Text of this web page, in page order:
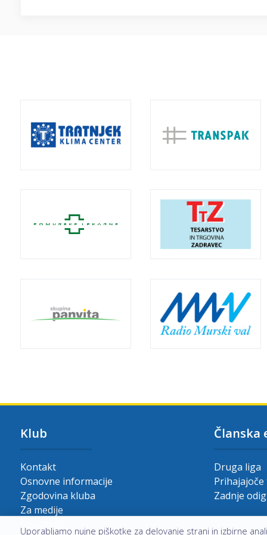
Uporabljamo nujne piškotke za delovanje strani in izbirne
Klub
Kontakt
Osnovne informacije
Zgodovina kluba
Za medije
Članska
Druga liga
Zadnje